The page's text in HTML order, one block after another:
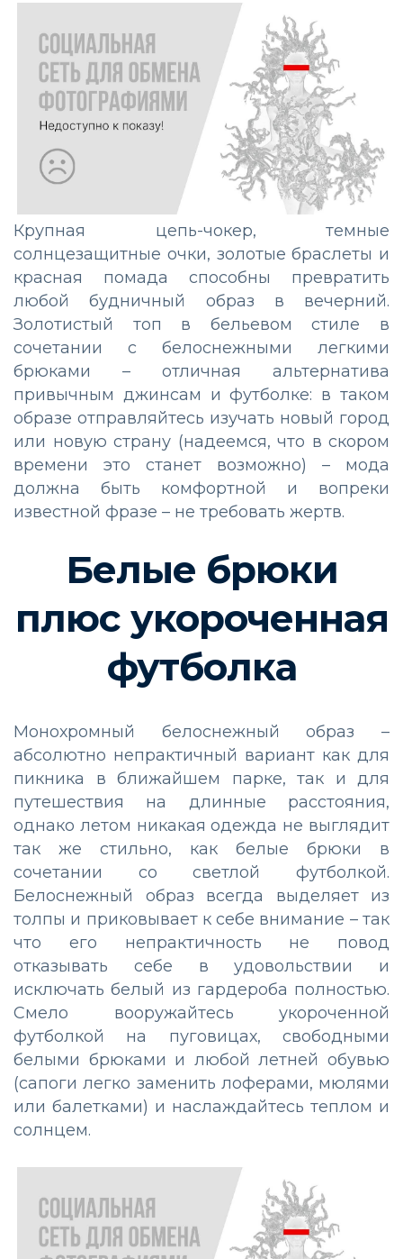
Крупная цепь-чокер, темные
солнцезащитные очки, золотые браслеты и
красная помада способны превратить
любой будничный образ в вечерний.
Золотистый топ в бельевом стиле в
сочетании с белоснежными легкими
брюками – отличная альтернатива
привычным джинсам и футболке: в таком
образе отправляйтесь изучать новый город
или новую страну (надеемся, что в скором
времени это станет возможно) – мода
должна быть комфортной и вопреки
известной фразе – не требовать жертв.
Белые брюки
плюс укороченная
футболка
Монохромный белоснежный образ –
абсолютно непрактичный вариант как для
пикника в ближайшем парке, так и для
путешествия на длинные расстояния,
однако летом никакая одежда не выглядит
так же стильно, как белые брюки в
сочетании со светлой футболкой.
Белоснежный образ всегда выделяет из
толпы и приковывает к себе внимание – так
что его непрактичность не повод
отказывать себе в удовольствии и
исключать белый из гардероба полностью.
Смело вооружайтесь укороченной
футболкой на пуговицах, свободными
белыми брюками и любой летней обувью
(сапоги легко заменить лоферами, мюлями
или балетками) и наслаждайтесь теплом и
солнцем.